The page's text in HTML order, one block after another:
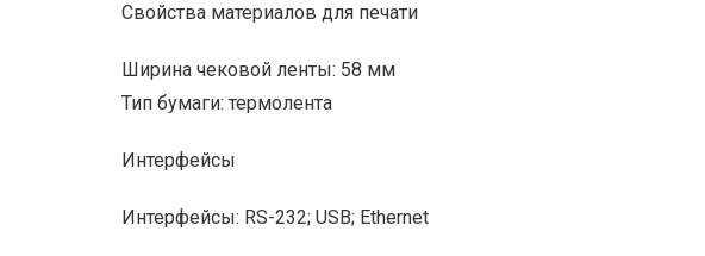
Свойства материалов для печати
Ширина чековой ленты: 58 мм
Тип бумаги: термолента
Интерфейсы
Интерфейсы: RS-232; USB; Ethernet